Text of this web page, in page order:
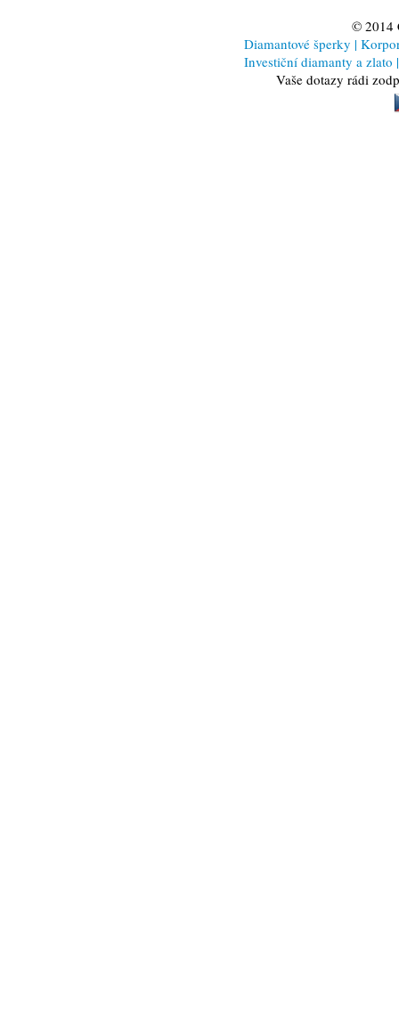
© 2014
Diamantové šperky |
Investiční diamanty a zlato |
Vaše dotazy rádi